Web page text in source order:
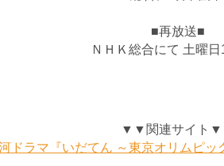
■再放送■
ＮＨＫ総合にて 土曜日
▼▼関連サイト
ドラマ『いだてん ～東京オリムピッ